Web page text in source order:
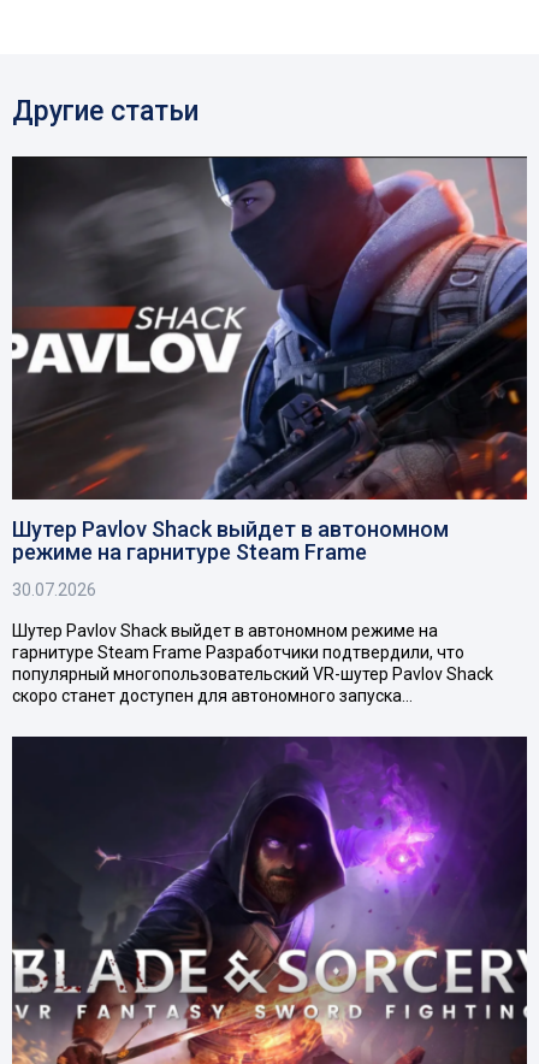
Другие статьи
Шутер Pavlov Shack выйдет в автономном
режиме на гарнитуре Steam Frame
30.07.2026
Шутер Pavlov Shack выйдет в автономном режиме на
гарнитуре Steam Frame Разработчики подтвердили, что
популярный многопользовательский VR-шутер Pavlov Shack
скоро станет доступен для автономного запуска…